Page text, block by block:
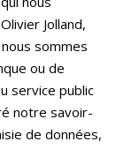
Jolland,
sommes
ou de
service public
notre savoir-
de données,